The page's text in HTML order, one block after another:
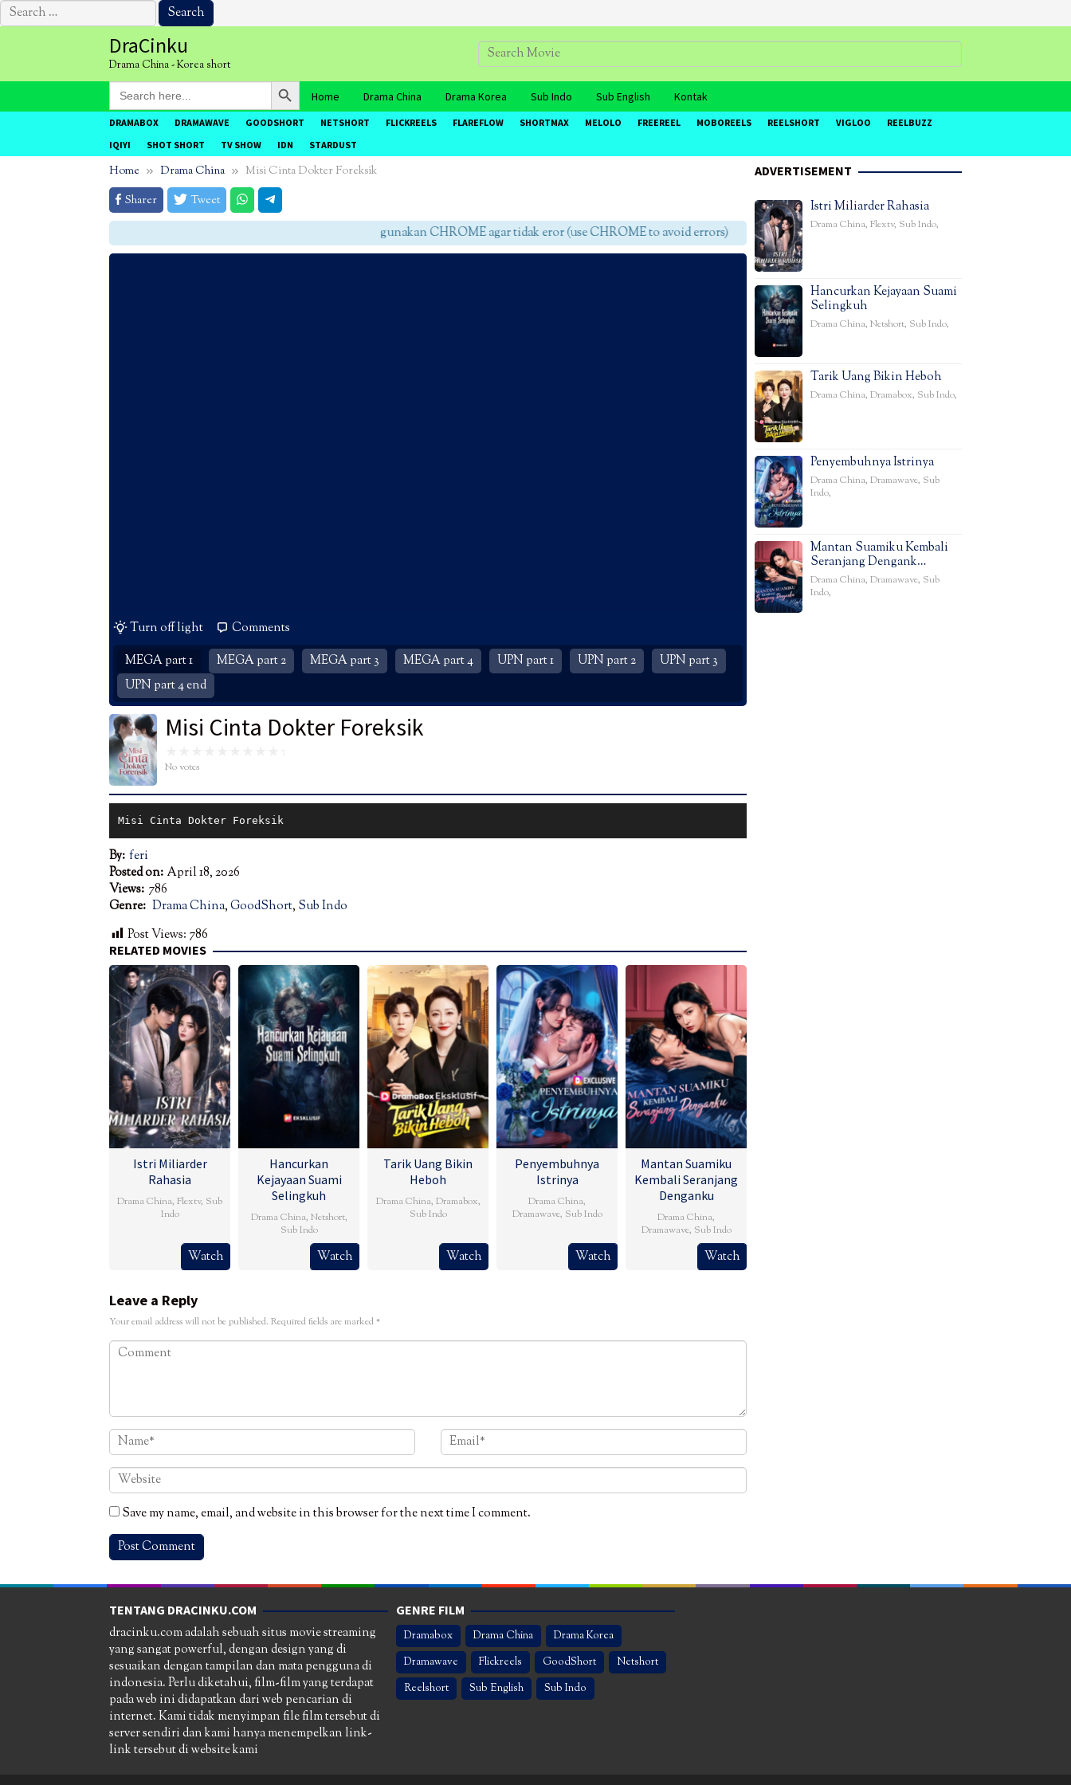
Search
for:
DraCinku
Drama China - Korea short
Search
for:
Search Button
Home Drama China Drama Korea Sub Indo Sub English Kontak
DRAMABOX DRAMAWAVE GOODSHORT NETSHORT FLICKREELS FLAREFLOW SHORTMAX MELOLO FREEREEL MOBOREELS REELSHORT VIGLOO
REELBUZZ
IQIYI
SHOT SHORT TV SHOW IDN STARDUST
Home Drama China
Misi Cinta Dokter Foreksik
Sharer
Tweet
gunakan CHROME agar tidak eror (use CHROME to avoid errors)
Turn off light
Comments
MEGA part 1
MEGA part 2 MEGA part 3 MEGA part 4 UPN part 1 UPN part 2
UPN part 3
UPN part 4 end
Misi Cinta Dokter Foreksik
No votes
Misi Cinta Dokter Foreksik
By: feri
Posted on: April 18, 2026
Views: 786
Genre: Drama China,GoodShort, Sub Indo
Post Views: 786
RELATED MOVIES
Istri Miliarder
Rahasia
Drama China, Flextv, Sub
Indo
Watch
Hancurkan
Kejayaan Suami
Selingkuh
Drama China, Netshort,
Sub Indo
Watch
Tarik Uang Bikin
Heboh
Drama China, Dramabox,
Sub Indo
Watch
Penyembuhnya
Istrinya
Drama China,
Dramawave, Sub Indo
Watch
Mantan Suamiku
Kembali Seranjang
Denganku
Drama China,
Dramawave, Sub Indo
Watch
Leave a Reply
Your email address will not be published. Required fields are marked*
Save my name, email, and website in this browser for the next time I comment.
ADVERTISEMENT
Istri Miliarder Rahasia
Drama China, Flextv, Sub Indo,
Hancurkan Kejayaan Suami
Selingkuh
Drama China, Netshort, Sub Indo,
Tarik Uang Bikin Heboh
Drama China, Dramabox, Sub Indo,
Penyembuhnya Istrinya
Drama China, Dramawave, Sub
Indo,
Mantan Suamiku Kembali
Seranjang Dengank…
Drama China, Dramawave, Sub
Indo,
TENTANG DRACINKU.COM
dracinku.com adalah sebuah situs movie streaming
yang sangat powerful, dengan design yang di
sesuaikan dengan tampilan dan mata pengguna di
indonesia. Perlu diketahui, film-film yang terdapat
pada web ini didapatkan dari web pencarian di
internet. Kami tidak menyimpan file film tersebut di
server sendiri dan kami hanya menempelkan link-
link tersebut di website kami
GENRE FILM
Dramabox Drama China
Drama Korea
Dramawave
Flickreels GoodShort
Netshort
Reelshort
Sub English Sub Indo